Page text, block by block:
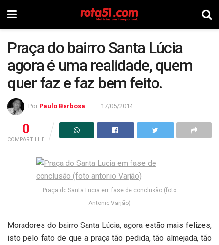
Praça do bairro Santa Lúcia
agora é uma realidade, quem
quer faz e faz bem feito.
Por Paulo Barbosa 17/05/2014
0
COMPARTILHE
Praça do Santa Lucia em fase de conclusão (foto
Antonio Varjão)
Moradores do bairro Santa Lúcia, agora estão mais felizes,
isto pelo fato de que a praça tão pedida, tão almejada, tão